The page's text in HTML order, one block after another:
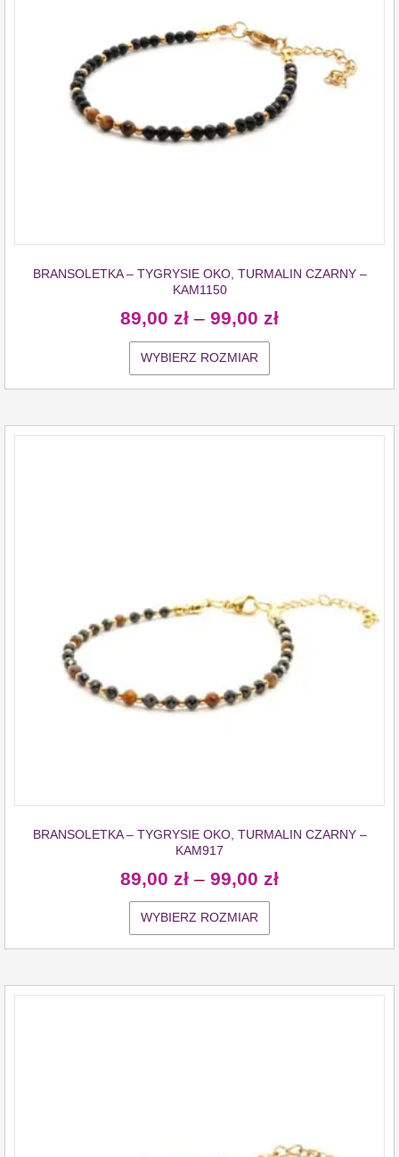
BRANSOLETKA – TYGRYSIE OKO, TURMALIN CZARNY –
KAM1150
89,00 zł – 99,00 zł
WYBIERZ ROZMIAR
BRANSOLETKA – TYGRYSIE OKO, TURMALIN CZARNY –
KAM917
89,00 zł – 99,00 zł
WYBIERZ ROZMIAR